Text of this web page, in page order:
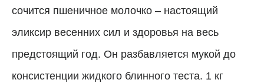
сочится пшеничное молочко – настоящий
эликсир весенних сил и здоровья на весь
предстоящий год. Он разбавляется мукой до
консистенции жидкого блинного теста. 1 кг